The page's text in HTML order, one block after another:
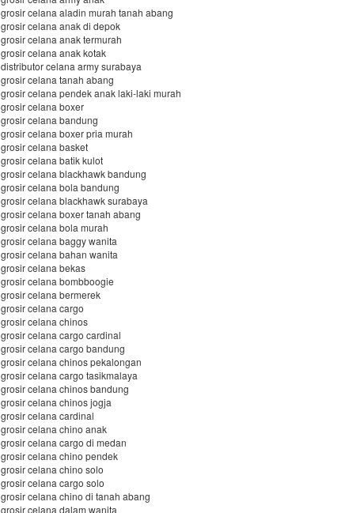
grosir celana aladin murah tanah abang
grosir celana anak di depok
grosir celana anak termurah
grosir celana anak kotak
distributor celana army surabaya
grosir celana tanah abang
grosir celana pendek anak laki-laki murah
grosir celana boxer
grosir celana bandung
grosir celana boxer pria murah
grosir celana basket
grosir celana batik kulot
grosir celana blackhawk bandung
grosir celana bola bandung
grosir celana blackhawk surabaya
grosir celana boxer tanah abang
grosir celana bola murah
grosir celana baggy wanita
grosir celana bahan wanita
grosir celana bekas
grosir celana bombboogie
grosir celana bermerek
grosir celana cargo
grosir celana chinos
grosir celana cargo cardinal
grosir celana cargo bandung
grosir celana chinos pekalongan
grosir celana cargo tasikmalaya
grosir celana chinos bandung
grosir celana chinos jogja
grosir celana cardinal
grosir celana chino anak
grosir celana cargo di medan
grosir celana chino pendek
grosir celana chino solo
grosir celana cargo solo
grosir celana chino di tanah abang
grosir celana dalam wanita